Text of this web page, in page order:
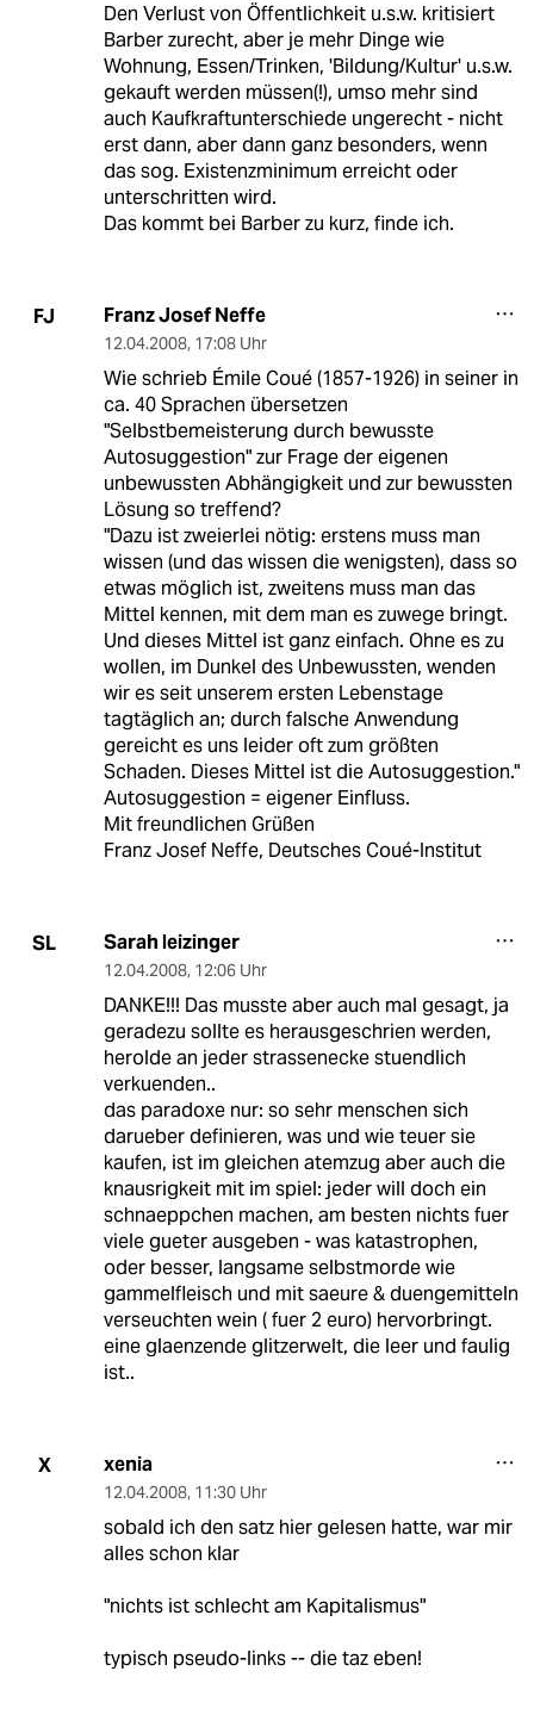
Den Verlust von Öffentlichkeit u.s.w. kritisiert
Barber zurecht, aber je mehr Dinge wie
Wohnung, Essen/Trinken, 'Bildung/Kultur' u.s.w.
gekauft werden müssen(!), umso mehr sind
auch Kaufkraftunterschiede ungerecht - nicht
erst dann, aber dann ganz besonders, wenn
das sog. Existenzminimum erreicht oder
unterschritten wird.
Das kommt bei Barber zu kurz, finde ich.
FJ Franz Josef Neffe
12.04.2008, 17:08 Uhr
Wie schrieb Émile Coué (1857-1926) in seiner in
ca. 40 Sprachen übersetzen
"Selbstbemeisterung durch bewusste
Autosuggestion" zur Frage der eigenen
unbewussten Abhängigkeit und zur bewussten
Lösung so treffend?
"Dazu ist zweierlei nötig: erstens muss man
wissen (und das wissen die wenigsten), dass so
etwas möglich ist, zweitens muss man das
Mittel kennen, mit dem man es zuwege bringt.
Und dieses Mittel ist ganz einfach. Ohne es zu
wollen, im Dunkel des Unbewussten, wenden
wir es seit unserem ersten Lebenstage
tagtäglich an; durch falsche Anwendung
gereicht es uns leider oft zum größten
Schaden. Dieses Mittel ist die Autosuggestion."
Autosuggestion = eigener Einfluss.
Mit freundlichen Grüßen
Franz Josef Neffe, Deutsches Coué-Institut
SL Sarah leizinger
12.04.2008, 12:06 Uhr
DANKE!!! Das musste aber auch mal gesagt, ja
geradezu sollte es herausgeschrien werden,
herolde an jeder strassenecke stuendlich
verkuenden..
das paradoxe nur: so sehr menschen sich
darueber definieren, was und wie teuer sie
kaufen, ist im gleichen atemzug aber auch die
knausrigkeit mit im spiel: jeder will doch ein
schnaeppchen machen, am besten nichts fuer
viele gueter ausgeben - was katastrophen,
oder besser, langsame selbstmorde wie
gammelfleisch und mit saeure & duengemitteln
verseuchten wein ( fuer 2 euro) hervorbringt.
eine glaenzende glitzerwelt, die leer und faulig
ist..
X xenia
12.04.2008, 11:30 Uhr
sobald ich den satz hier gelesen hatte, war mir
alles schon klar
"nichts ist schlecht am Kapitalismus"
typisch pseudo-links -- die taz eben!